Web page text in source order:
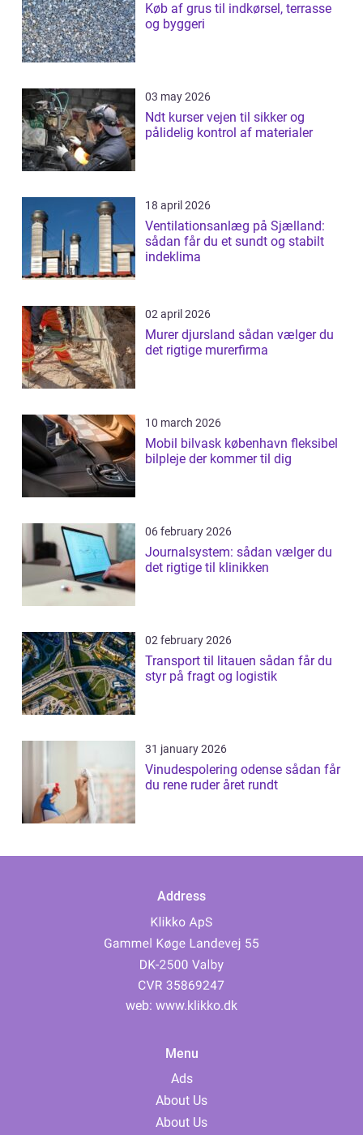
Køb af grus til indkørsel, terrasse
og byggeri
03 may 2026
Ndt kurser vejen til sikker og
pålidelig kontrol af materialer
18 april 2026
Ventilationsanlæg på Sjælland:
sådan får du et sundt og stabilt
indeklima
02 april 2026
Murer djursland sådan vælger du
det rigtige murerfirma
10 march 2026
Mobil bilvask københavn fleksibel
bilpleje der kommer til dig
06 february 2026
Journalsystem: sådan vælger du
det rigtige til klinikken
02 february 2026
Transport til litauen sådan får du
styr på fragt og logistik
31 january 2026
Vinudespolering odense sådan får
du rene ruder året rundt
Address
web: www.klikko.dk
Menu
Ads
About Us
About Us